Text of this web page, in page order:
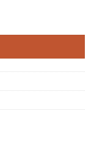
。